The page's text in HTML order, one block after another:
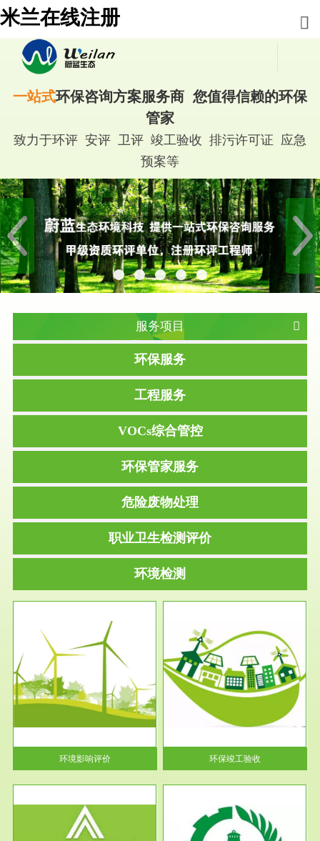
米兰在线注册
一站式环保咨询方案服务商 您值得信赖的环保
管家
致力于环评 安评 卫评 竣工验收 排污许可证 应急
预案等
服务项目
环保服务
工程服务
VOCs综合管控
环保管家服务
危险废物处理
职业卫生检测评价
环境检测
环境影响评价
服务范围
环保竣工验收
根据《建设项目环境保护管理条
例》第十七条 编制环境影响报
告书、...
环保竣工验收
服务范围